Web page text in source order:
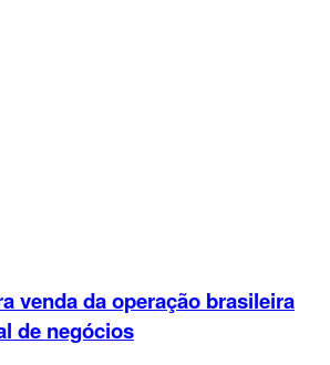
venda da operação brasileira
de negócios